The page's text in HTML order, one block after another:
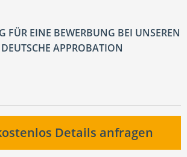
FÜR EINE BEWERBUNG BEI UNSEREN
APPROBATION
Details anfragen